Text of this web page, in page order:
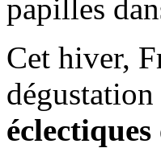
papilles
Cet hiver,
dégustation
éclectiques